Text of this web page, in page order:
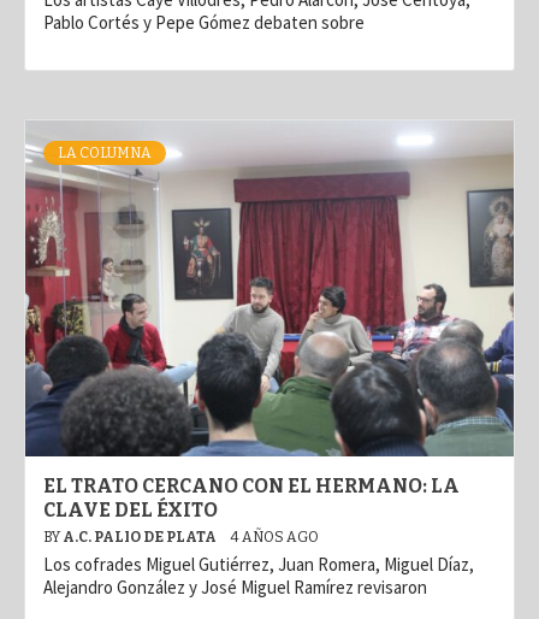
Pablo Cortés y Pepe Gómez debaten sobre
LA COLUMNA
EL TRATO CERCANO CON EL HERMANO: LA
CLAVE DEL ÉXITO
BY A.C. PALIO DE PLATA 4 AÑOS AGO
Los cofrades Miguel Gutiérrez, Juan Romera, Miguel Díaz,
Alejandro González y José Miguel Ramírez revisaron